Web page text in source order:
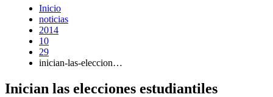
Inicio
noticias
2014
10
29
inician-las-eleccion…
Inician las elecciones estudiantiles